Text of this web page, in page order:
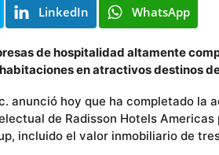
s
LinkedIn WhatsApp
de hospitalidad altamente
en atractivos destinos
anunció hoy que ha completado la
de Radisson Hotels
incluido el valor inmobiliario de